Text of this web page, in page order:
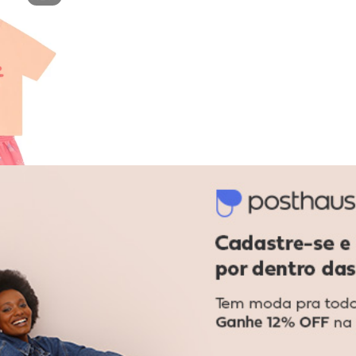
em Alfaiataria Rosa
Brandili - Conjunto Infantil Menina em Ribana
em
juros